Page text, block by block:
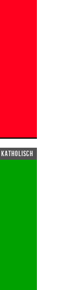
katholisch